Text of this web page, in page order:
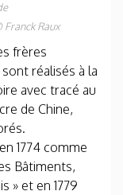
Raux
frères
réalisés à la
avec tracé au
de Chine,
1774 comme
Bâtiments,
» et en 1779